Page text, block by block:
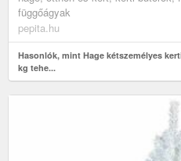
függőágyak
pepita.hu
Hasonlók, mint Hage kétszemélyes
kg tehe...